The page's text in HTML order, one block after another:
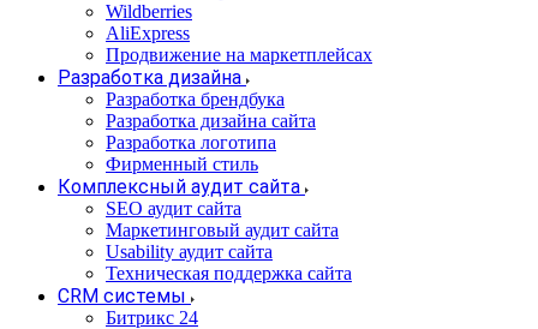
Wildberries
AliExpress
Продвижение на маркетплейсах
Разработка дизайна
Разработка брендбука
Разработка дизайна сайта
Разработка логотипа
Фирменный стиль
Комплексный аудит сайта
SEO аудит сайта
Маркетинговый аудит сайта
Usability аудит сайта
Техническая поддержка сайта
CRM системы
Битрикс 24